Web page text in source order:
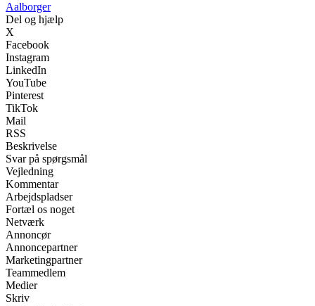
Aalborger
Del og hjælp
X
Facebook
Instagram
LinkedIn
YouTube
Pinterest
TikTok
Mail
RSS
Beskrivelse
Svar på spørgsmål
Vejledning
Kommentar
Arbejdspladser
Fortæl os noget
Netværk
Annoncør
Annoncepartner
Marketingpartner
Teammedlem
Medier
Skriv